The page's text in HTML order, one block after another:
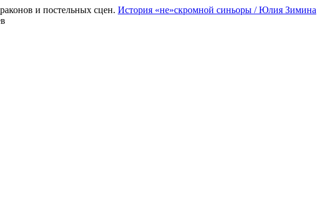
и постельных сцен. История «не»скромной синьоры / Юлия Зимина